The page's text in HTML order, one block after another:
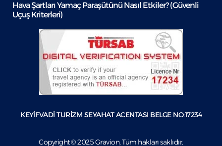
Hava Şartları Yamaç Paraşütünü Nasıl Etkiler? (Güvenli
Uçuş Kriterleri)
KEYİFVADİ TURİZM SEYAHAT ACENTASI BELGE NO:17234
Copyright © 2025 Gravion, Tüm hakları saklıdır.